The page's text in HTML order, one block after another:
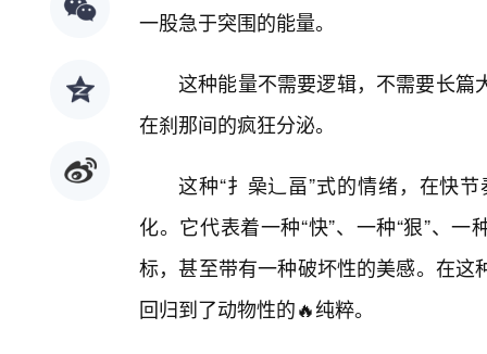
一股急于突围的能量。
这种能量不需要逻辑，不需要长篇
在刹那间的疯狂分泌。
这种“扌喿辶畐”式的情绪，在快
化。它代表着一种“快”、一种“狠”、
标，甚至带有一种破坏性的美感。在
回归到了动物性的🔥纯粹。